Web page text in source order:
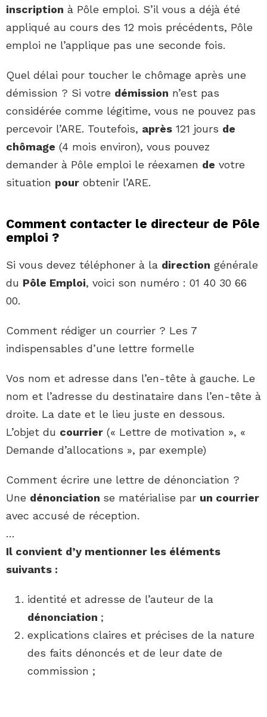
inscription à Pôle emploi. S’il vous a déjà été
appliqué au cours des 12 mois précédents, Pôle
emploi ne l’applique pas une seconde fois.
Quel délai pour toucher le chômage après une
démission ? Si votre démission n’est pas
considérée comme légitime, vous ne pouvez pas
percevoir l’ARE. Toutefois, après 121 jours de
chômage (4 mois environ), vous pouvez
demander à Pôle emploi le réexamen de votre
situation pour obtenir l’ARE.
Comment contacter le directeur de Pôle
emploi ?
Si vous devez téléphoner à la direction générale
du Pôle Emploi, voici son numéro : 01 40 30 66
00.
Comment rédiger un courrier ? Les 7
indispensables d’une lettre formelle
Vos nom et adresse dans l’en-tête à gauche. Le
nom et l’adresse du destinataire dans l’en-tête à
droite. La date et le lieu juste en dessous.
L’objet du courrier (« Lettre de motivation », «
Demande d’allocations », par exemple)
Comment écrire une lettre de dénonciation ?
Une dénonciation se matérialise par un courrier
avec accusé de réception.
…
Il convient d’y mentionner les éléments
suivants :
identité et adresse de l’auteur de la
dénonciation ;
explications claires et précises de la nature
des faits dénoncés et de leur date de
commission ;